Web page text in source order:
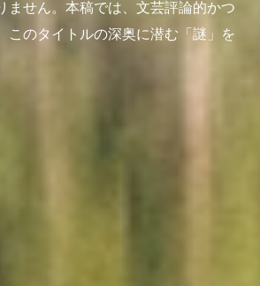
ません。本稿では、文芸評論的かつ
このタイトルの深奥に潜む「謎」を